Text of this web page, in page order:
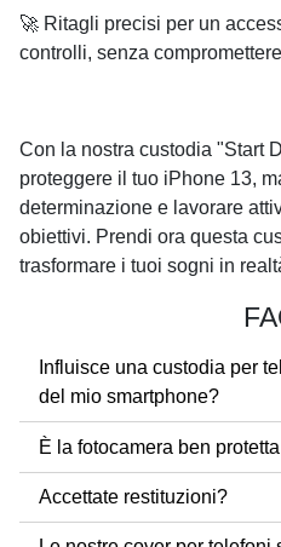
🚀 Ritagli precisi per un
controlli, senza
Con la nostra custodia "Start
proteggere il tuo iPhone 13,
determinazione e lavorare
obiettivi. Prendi ora questa
trasformare i tuoi sogni in
Influisce una custodia per
del mio smartphone?
È la fotocamera ben
Accettate restituzioni?